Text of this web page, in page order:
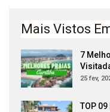
Mais Vistos
7
25 fev,
TOP